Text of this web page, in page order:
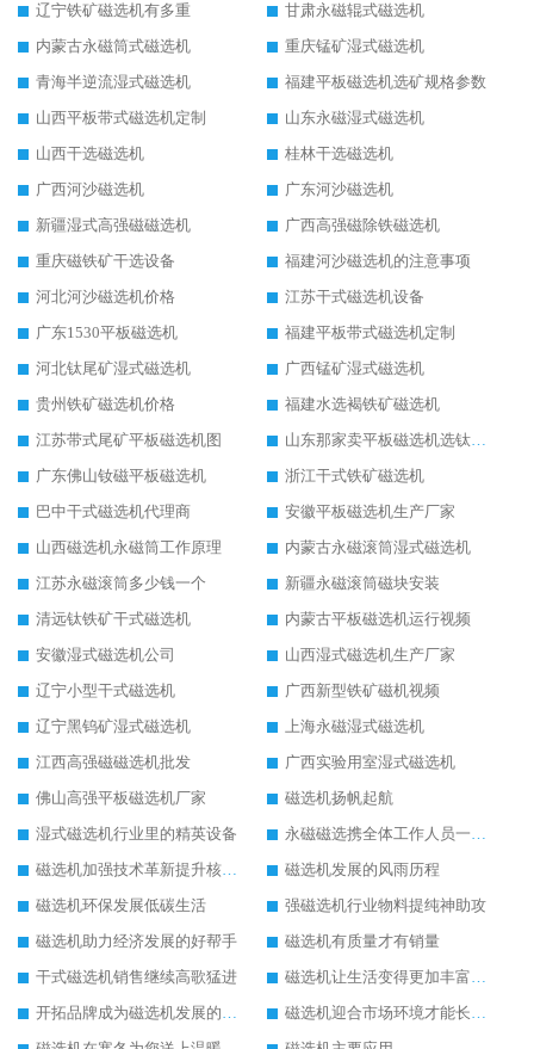
辽宁铁矿磁选机有多重
甘肃永磁辊式磁选机
内蒙古永磁筒式磁选机
重庆锰矿湿式磁选机
青海半逆流湿式磁选机
福建平板磁选机选矿规格参数
山西平板带式磁选机定制
山东永磁湿式磁选机
山西干选磁选机
桂林干选磁选机
广西河沙磁选机
广东河沙磁选机
新疆湿式高强磁磁选机
广西高强磁除铁磁选机
重庆磁铁矿干选设备
福建河沙磁选机的注意事项
河北河沙磁选机价格
江苏干式磁选机设备
广东1530平板磁选机
福建平板带式磁选机定制
河北钛尾矿湿式磁选机
广西锰矿湿式磁选机
贵州铁矿磁选机价格
福建水选褐铁矿磁选机
江苏带式尾矿平板磁选机图
山东那家卖平板磁选机选钛矿用
广东佛山钕磁平板磁选机
浙江干式铁矿磁选机
巴中干式磁选机代理商
安徽平板磁选机生产厂家
山西磁选机永磁筒工作原理
内蒙古永磁滚筒湿式磁选机
江苏永磁滚筒多少钱一个
新疆永磁滚筒磁块安装
清远钛铁矿干式磁选机
内蒙古平板磁选机运行视频
安徽湿式磁选机公司
山西湿式磁选机生产厂家
辽宁小型干式磁选机
广西新型铁矿磁机视频
辽宁黑钨矿湿式磁选机
上海永磁湿式磁选机
江西高强磁磁选机批发
广西实验用室湿式磁选机
佛山高强平板磁选机厂家
磁选机扬帆起航
湿式磁选机行业里的精英设备
永磁磁选携全体工作人员一起闯
磁选机加强技术革新提升核心竞争力
磁选机发展的风雨历程
磁选机环保发展低碳生活
强磁选机行业物料提纯神助攻
磁选机助力经济发展的好帮手
磁选机有质量才有销量
干式磁选机销售继续高歌猛进
磁选机让生活变得更加丰富多彩
开拓品牌成为磁选机发展的有效武器
磁选机迎合市场环境才能长远发展